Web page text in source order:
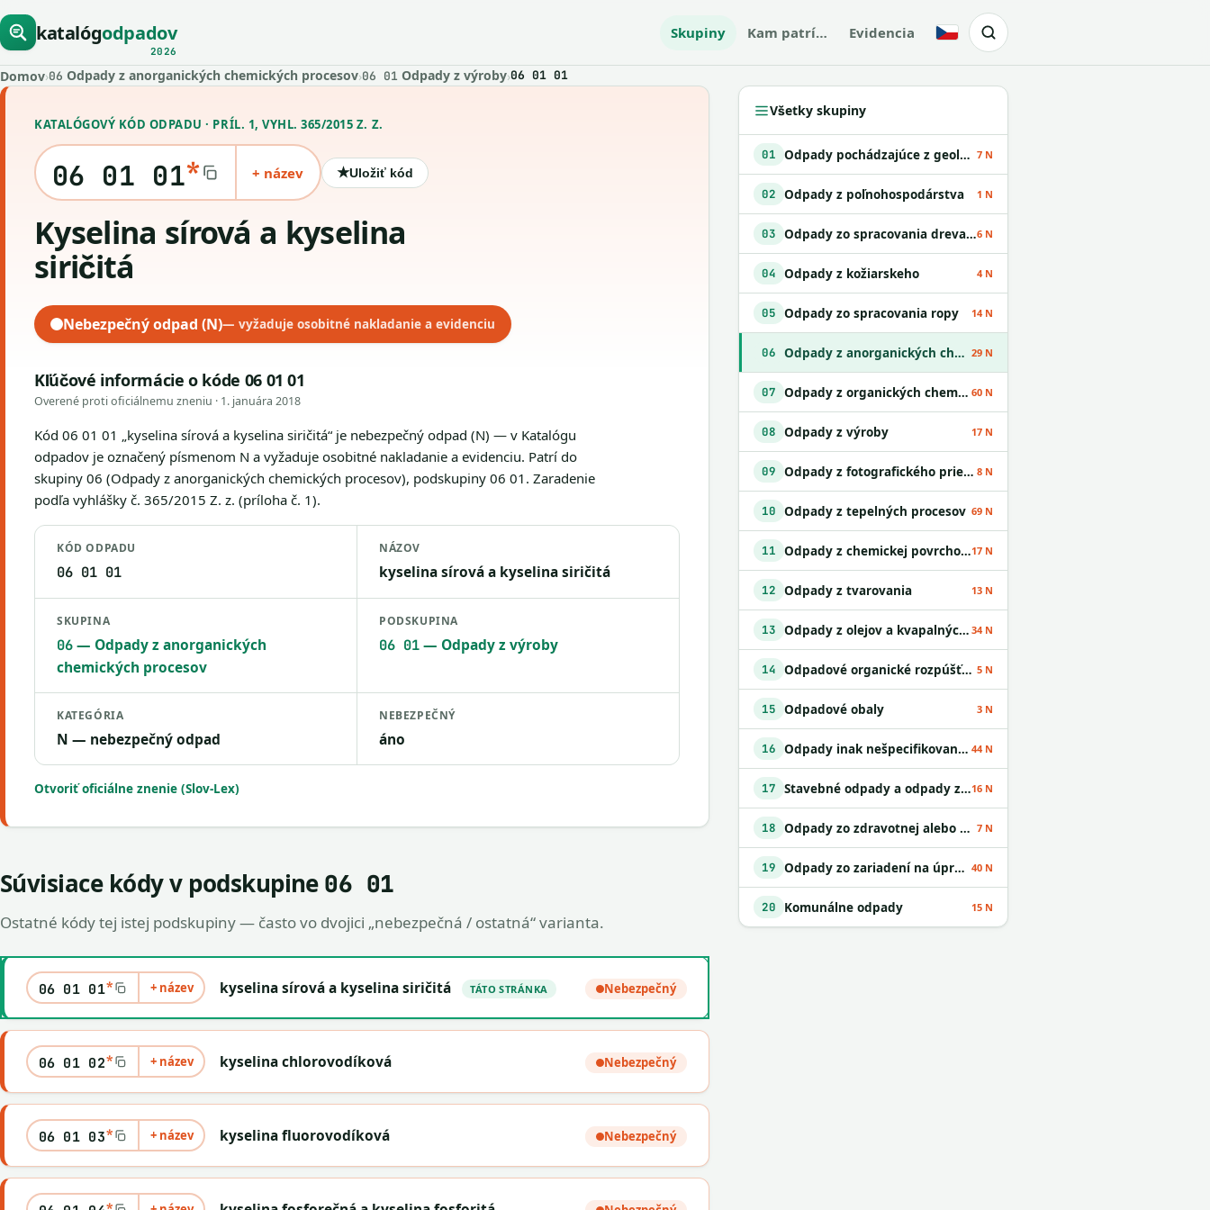
katalógodpadov
2026
Skupiny Kam patrí… Evidencia Česky
Domov›06 Odpady z anorganických chemických procesov›06 01 Odpady z výroby›06 01 01
KATALÓGOVÝ KÓD ODPADU · PRÍL. 1, VYHL. 365/2015 Z. Z.
06 01 01* + název ★Uložiť kód
kyselina sírová a kyselina
siričitá
Nebezpečný odpad (N)— vyžaduje osobitné nakladanie a evidenciu
Kľúčové informácie o kóde 06 01 01
Overené proti oficiálnemu zneniu · 1. januára 2018
Kód 06 01 01 „kyselina sírová a kyselina siričitá“ je nebezpečný odpad (N) — v Katalógu
odpadov je označený písmenom N a vyžaduje osobitné nakladanie a evidenciu. Patrí do
skupiny 06 (Odpady z anorganických chemických procesov), podskupiny 06 01. Zaradenie
podľa vyhlášky č. 365/2015 Z. z. (príloha č. 1).
KÓD ODPADU
06 01 01
NÁZOV
kyselina sírová a kyselina siričitá
SKUPINA
06— Odpady z anorganických
chemických procesov
PODSKUPINA
06 01— Odpady z výroby
KATEGÓRIA
N — nebezpečný odpad
NEBEZPEČNÝ
áno
Otvoriť oficiálne znenie (Slov-Lex)
Súvisiace kódy v podskupine 06 01
Ostatné kódy tej istej podskupiny — často vo dvojici „nebezpečná / ostatná“ varianta.
06 01 01* + název kyselina sírová a kyselina siričitá TÁTO STRÁNKA Nebezpečný
06 01 02* + název kyselina chlorovodíková Nebezpečný
06 01 03* + název kyselina fluorovodíková Nebezpečný
*
Všetky skupiny
01 Odpady pochádzajúce z geologického prieskumu 7 N
02 Odpady z poľnohospodárstva 1 N
03 Odpady zo spracovania dreva a z výroby papiera6 N
04 Odpady z kožiarskeho 4 N
05 Odpady zo spracovania ropy 14 N
06 Odpady z anorganických chemických procesov 29 N
07 Odpady z organických chemických procesov 60 N
08 Odpady z výroby 17 N
09 Odpady z fotografického priemyslu 8 N
10 Odpady z tepelných procesov 69 N
11 Odpady z chemickej povrchovej úpravy kovov a nanášania kovov a iných materiálov; odpady z hydrometalurgie neželezných kovov17 N
12 Odpady z tvarovania 13 N
13 Odpady z olejov a kvapalných palív okrem jedlých olejov a odpadov uvedených v skupinách 05 a 12 34 N
14 Odpadové organické rozpúšťadlá 5 N
15 Odpadové obaly 3 N
16 Odpady inak nešpecifikované v tomto katalógu 44 N
17 Stavebné odpady a odpady z demolácií vrátane výkopovej zeminy z kontaminovaných miest16 N
18 Odpady zo zdravotnej alebo veterinárnej starostlivosti alebo s nimi súvisiaceho výskumu okrem kuchynských a reštauračných odpadov 7 N
19 Odpady zo zariadení na úpravu odpadu 40 N
20 Komunálne odpady 15 N